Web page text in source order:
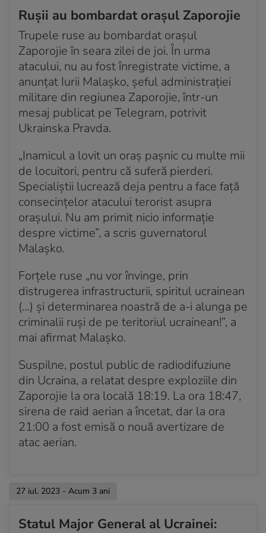
Principala companie energetică din Ucraina se
așteaptă la noi atacuri rusești în această iarnă
Acum 3 ani
Tokmak, un important centru logistic al trupelor
ruse din regiunea Zaporojie, atacat "masiv" cu
rachete ucrainene
Acum 3 ani
Șeful ONU avertizează că donaţiile nu pot înlocui
Acum 3 ani
Putin le promite liderilor africani cereale gratuite
Acum 3 ani
Marinar rus, arestat de FSB pentru că plănuia să
arunce în aer o navă de război din Flota Mării Negre
Acum 3 ani
frontul din Ucraina doar cu aprobare din partea
conducerii militare
Acum 3 ani
SUA vor transfera CPI informaţii despre crimele de
război comise de Rusia în Ucraina
Acum 3 ani
Rusia plasează un al doilea judecător al Curții
Penale Internaționale pe lista „most wanted”
Acum 3 ani
Contraofensiva Ucrainei se intensifică după luni de
progrese lente pe câmpul de luptă
intensificat în ultimele zile
Acum 3 ani
Ucraina raportează mici câștiguri de-a lungul liniei
Rușii au bombardat orașul Zaporojie
Trupele ruse au bombardat orașul
Zaporojie în seara zilei de joi. În urma
atacului, nu au fost înregistrate victime, a
anunțat Iurii Malașko, șeful administrației
militare din regiunea Zaporojie, într-un
mesaj publicat pe Telegram, potrivit
Ukrainska Pravda.
„Inamicul a lovit un oraș pașnic cu multe mii
de locuitori, pentru că suferă pierderi.
Specialiștii lucrează deja pentru a face față
consecințelor atacului terorist asupra
orașului. Nu am primit nicio informație
despre victime”, a scris guvernatorul
Malașko.
Forțele ruse „nu vor învinge, prin
distrugerea infrastructurii, spiritul ucrainean
(…) și determinarea noastră de a-i alunga pe
criminalii ruși de pe teritoriul ucrainean!”, a
mai afirmat Malașko.
Suspilne, postul public de radiodifuziune
din Ucraina, a relatat despre exploziile din
Zaporojie la ora locală 18:19. La ora 18:47,
sirena de raid aerian a încetat, dar la ora
21:00 a fost emisă o nouă avertizare de
atac aerian.
27 iul. 2023 - Acum 3 ani
Statul Major General al Ucrainei: